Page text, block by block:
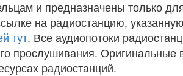
и предназначены только
на радиостанцию,
тут. Все аудиопотоки
прослушивания. Оригинальные
радиостанций.